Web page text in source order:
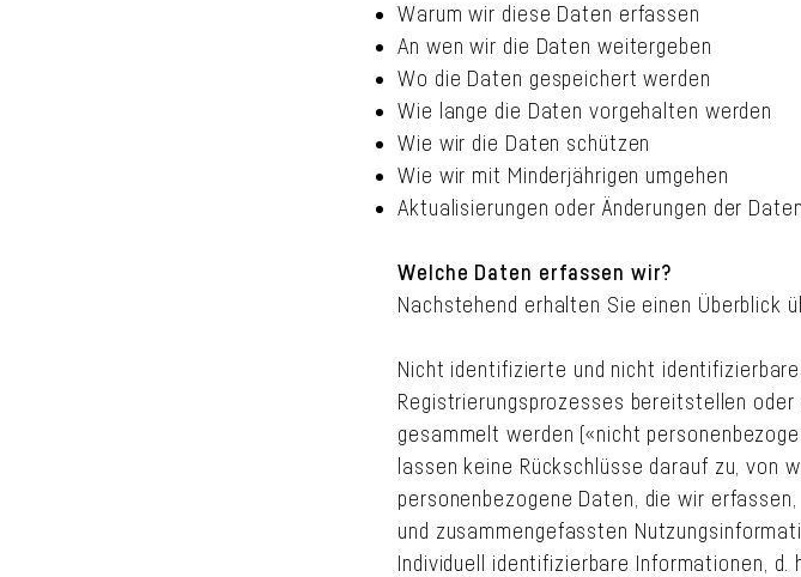
Warum wir diese Daten erfassen
An wen wir die Daten weitergeben
Wo die Daten gespeichert werden
Wie lange die Daten vorgehalten werden
Wie wir die Daten schützen
Wie wir mit Minderjährigen umgehen
Aktualisierungen oder Änderungen der
Welche Daten erfassen wir?
Nachstehend erhalten Sie einen Überblick
Nicht identifizierte und nicht
Registrierungsprozesses bereitstellen
gesammelt werden («nicht
lassen keine Rückschlüsse darauf zu, von
personenbezogene Daten, die wir
und zusammengefassten
Individuell identifizierbare Informationen,